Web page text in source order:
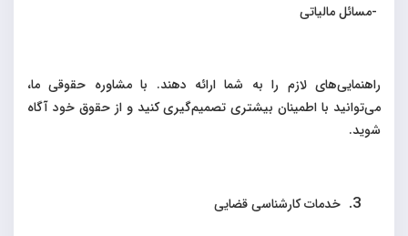
-مسائل مالیاتی
راهنمایی‌های لازم را به شما ارائه دهند. با مشاوره حقوقی ما،
می‌توانید با اطمینان بیشتری تصمیم‌گیری کنید و از حقوق خود آگاه
شوید.
خدمات کارشناسی قضایی